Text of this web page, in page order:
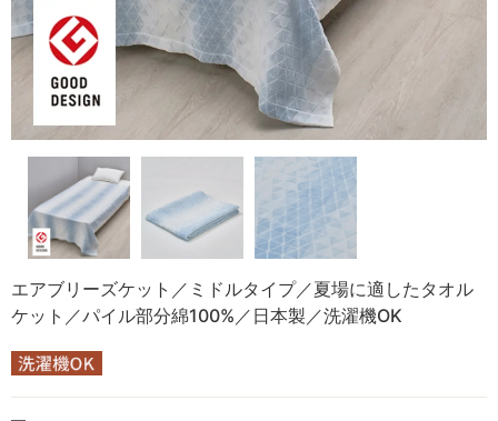
エアブリーズケット／ミドルタイプ／夏場に適したタオル
ケット／パイル部分綿100%／日本製／洗濯機OK